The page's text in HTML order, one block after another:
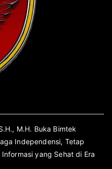
M.H. Buka Bimtek
Independensi, Tetap
yang Sehat di Era